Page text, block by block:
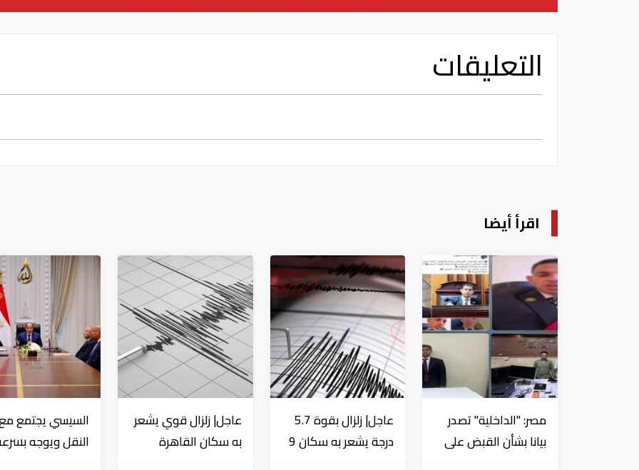
التعليقات
اقرأ أيضا
مصر: "الداخلية" تصدر
بيانا بشأن القبض على
عاجل| زلزال بقوة 5.7
درجة يشعر به سكان 9
عاجل| زلزال قوي يشعر
به سكان القاهرة
السيسي يجتمع مع
النقل ويوجه